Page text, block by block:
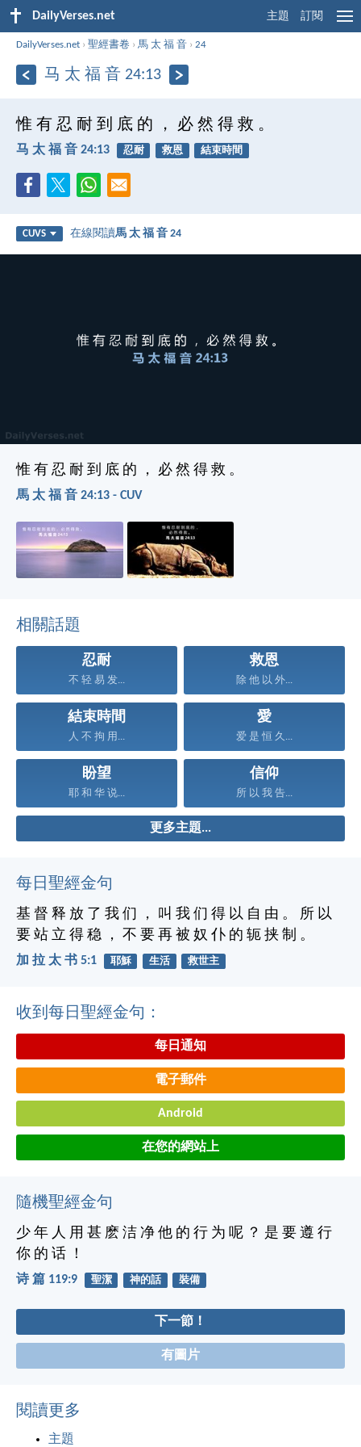
DailyVerses.net 主題 訂閱
DailyVerses.net ›聖經書卷 ›馬 太 福 音 ›24
马 太 福 音 24:13
惟 有 忍 耐 到 底 的 ， 必 然 得 救 。
马 太 福 音 24:13 忍耐 救恩 結束時間
CUVS 在線閱讀馬 太 福 音 24
惟 有 忍 耐 到 底 的 ， 必 然 得 救 。
馬 太 福 音 24:13 - CUV
相關話題
忍耐
不 轻 易 发...
救恩
除 他 以 外...
結束時間
人 不 拘 用...
愛
爱 是 恒 久...
盼望
耶 和 华 说...
信仰
所 以 我 告...
更多主題...
每日聖經金句
基 督 释 放 了 我 们 ， 叫 我 们 得 以 自 由 。 所 以
要 站 立 得 稳 ， 不 要 再 被 奴 仆 的 轭 挟 制 。
加 拉 太 书 5:1 耶穌 生活 救世主
收到每日聖經金句：
每日通知
電子郵件
Android
在您的網站上
隨機聖經金句
少 年 人 用 甚 麽 洁 净 他 的 行 为 呢 ？ 是 要 遵 行
你 的 话 ！
诗 篇 119:9 聖潔 神的話 裝備
下一節！
有圖片
閱讀更多
主題